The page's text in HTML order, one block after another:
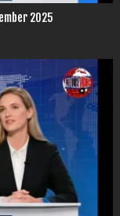
2025